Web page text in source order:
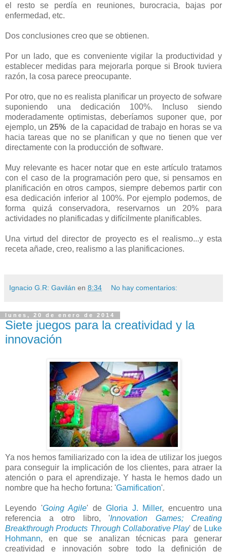
el resto se perdía en reuniones, burocracia, bajas por
enfermedad, etc.
Dos conclusiones creo que se obtienen.
Por un lado, que es conveniente vigilar la productividad y
establecer medidas para mejorarla porque si Brook tuviera
razón, la cosa parece preocupante.
Por otro, que no es realista planificar un proyecto de sofware
suponiendo una dedicación 100%. Incluso siendo
moderadamente optimistas, deberíamos suponer que, por
ejemplo, un 25%de la capacidad de trabajo en horas se va
hacia tareas que no se planifican y que no tienen que ver
directamente con la producción de software.
Muy relevante es hacer notar que en este artículo tratamos
con el caso de la programación pero que, si pensamos en
planificación en otros campos, siempre debemos partir con
esa dedicación inferior al 100%. Por ejemplo podemos, de
forma quizá conservadora, reservarnos un 20% para
actividades no planificadas y difícilmente planificables.
Una virtud del director de proyecto es el realismo...y esta
receta añade, creo, realismo a las planificaciones.
Ignacio G.R: Gavilán en 8:34 No hay comentarios:
lunes, 20 de enero de 2014
Siete juegos para la creatividad y la
innovación
Ya nos hemos familiarizado con la idea de utilizar los juegos
para conseguir la implicación de los clientes, para atraer la
atención o para el aprendizaje. Y hasta le hemos dado un
nombre que ha hecho fortuna: 'Gamification'.
Leyendo 'Going Agile' de Gloria J. Miller, encuentro una
referencia a otro libro, 'Innovation Games; Creating
Breakthrough Products Through Collaborative Play' de Luke
Hohmann, en que se analizan técnicas para generar
creatividad e innovación sobre todo la definición de